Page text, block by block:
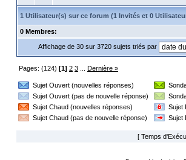
1 Utilisateur(s) sur ce forum (1 Invités et 0
0 Membres:
Affichage de 30 sur 3720 sujets triés par
Pages: (124) [1] 2 3 Dernière »
Sujet Ouvert (nouvelles réponses)
Sujet Ouvert (pas de nouvelle réponse)
Sujet Chaud (nouvelles réponses)
Sujet
Sujet Chaud (pas de nouvelle réponse)
Sujet
[ Temps